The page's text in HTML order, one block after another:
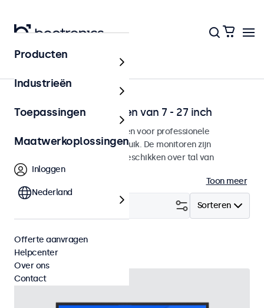
Toepassingen
Professionele monitoren van 7 - 27 inch
Onze monitoren zijn ontworpen voor professionele
toepassingen en continu gebruik. De monitoren zijn
eenvoudig te integreren en beschikken over tal van
configuratiemogelijkheden.
Toon meer
Sorteren
32 inch Wis alle filters
Producten
Industrieën
Toepassingen
Maatwerkoplossingen
Inloggen
Nederland
Offerte aanvragen
Helpcenter
Over ons
Contact